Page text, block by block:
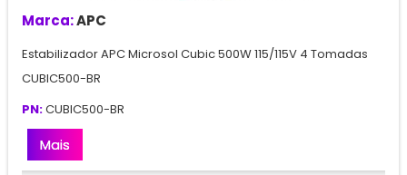
Marca:APC
Estabilizador APC Microsol Cubic 500W 115/115V 4 Tomadas
CUBIC500-BR
PN:CUBIC500-BR
Mais